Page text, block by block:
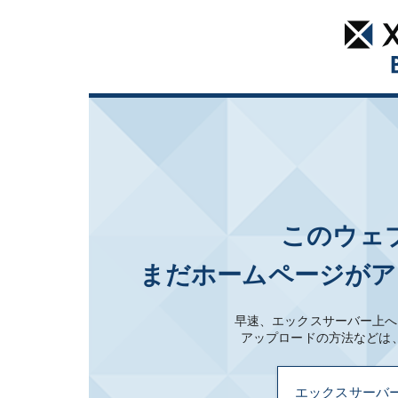
このウェ
まだホームページが
早速、エックスサーバー上
アップロードの方法などは
エックスサーバ